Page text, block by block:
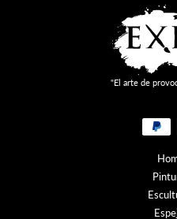
"El arte de